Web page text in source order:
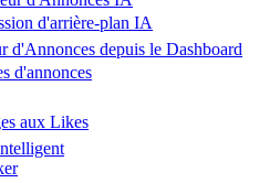
d'arrière-plan IA
d'Annonces depuis le Dashboard
d'annonces
aux Likes